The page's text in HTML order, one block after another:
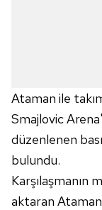
Ataman ile
Smajlovic
düzenlenen
bulundu.
Karşılaşmanın
aktaran